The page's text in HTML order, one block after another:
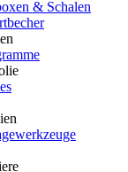
& Schalen